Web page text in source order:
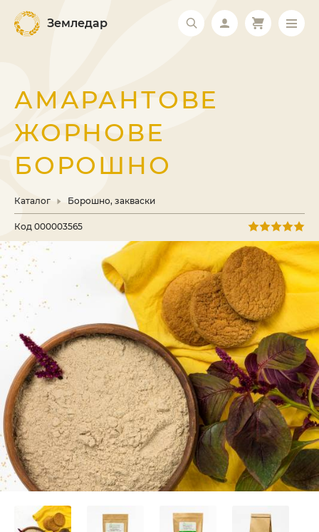
Земледар
АМАРАНТОВЕ
ЖОРНОВЕ
БОРОШНО
Каталог Борошно, закваски
Код 000003565